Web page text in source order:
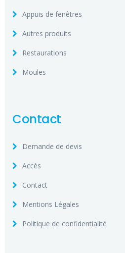
Appuis de fenêtres
Autres produits
Restaurations
Moules
Contact
Demande de devis
Accès
Contact
Mentions Légales
Politique de confidentialité